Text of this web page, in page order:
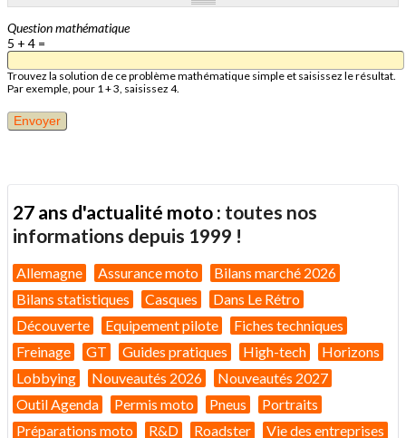
Question mathématique
5 + 4 =
Trouvez la solution de ce problème mathématique simple et saisissez le résultat.
Par exemple, pour 1 + 3, saisissez 4.
27 ans d'actualité moto : toutes nos
informations depuis 1999 !
Allemagne Assurance moto
Bilans marché 2026
Bilans statistiques
Casques
Dans Le Rétro
Découverte
Equipement pilote
Fiches techniques
Freinage
GT Guides pratiques High-tech
Horizons
Lobbying
Nouveautés 2026
Nouveautés 2027
Outil Agenda
Permis moto Pneus
Portraits
Préparations moto
R&D Roadster Vie des entreprises